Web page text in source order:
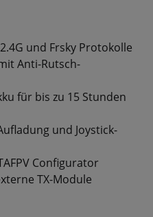
und Frsky Protokolle
Anti-Rutsch-
für bis zu 15 Stunden
und Joystick-
Configurator
TX-Module